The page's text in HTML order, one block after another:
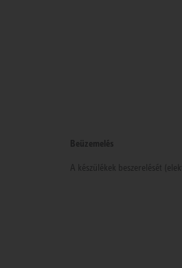
Beüzemelés
A készülékek beszerelését